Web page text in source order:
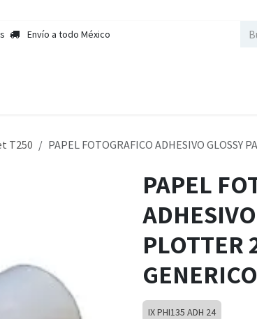
Envío a todo México
T250 PAPEL FOTOGRAFICO ADHESIVO GLOSSY
PAPEL
PLOTTER
GENERICO
IX PHI135 ADH 24